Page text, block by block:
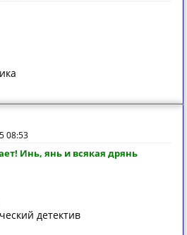
08:53
Инь, янь и всякая дрянь
детектив